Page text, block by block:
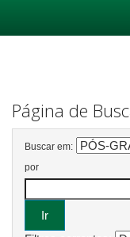
Página de
Buscar em:
por